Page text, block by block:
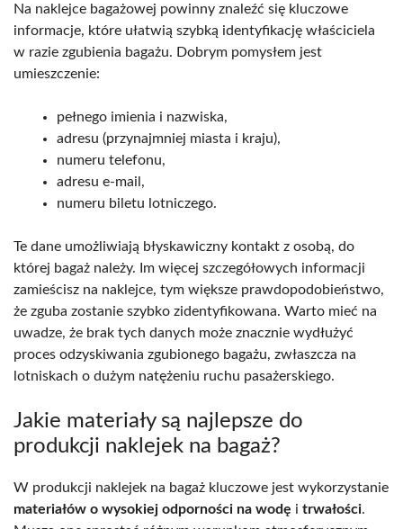
Na naklejce bagażowej powinny znaleźć się kluczowe
informacje, które ułatwią szybką identyfikację właściciela
w razie zgubienia bagażu. Dobrym pomysłem jest
umieszczenie:
pełnego imienia i nazwiska,
adresu (przynajmniej miasta i kraju),
numeru telefonu,
adresu e-mail,
numeru biletu lotniczego.
Te dane umożliwiają błyskawiczny kontakt z osobą, do
której bagaż należy. Im więcej szczegółowych informacji
zamieścisz na naklejce, tym większe prawdopodobieństwo,
że zguba zostanie szybko zidentyfikowana. Warto mieć na
uwadze, że brak tych danych może znacznie wydłużyć
proces odzyskiwania zgubionego bagażu, zwłaszcza na
lotniskach o dużym natężeniu ruchu pasażerskiego.
Jakie materiały są najlepsze do
produkcji naklejek na bagaż?
W produkcji naklejek na bagaż kluczowe jest wykorzystanie
materiałów o wysokiej odporności na wodę i trwałości.